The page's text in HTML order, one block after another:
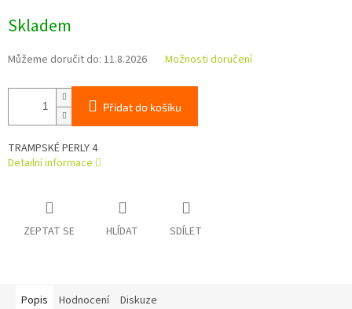
cena:
Skladem
Můžeme doručit do: 11.8.2026 Možnosti doručení
Přidat do košíku
TRAMPSKÉ PERLY 4
Detailní informace
ZEPTAT SE HLÍDAT SDÍLET
Popis Hodnocení Diskuze